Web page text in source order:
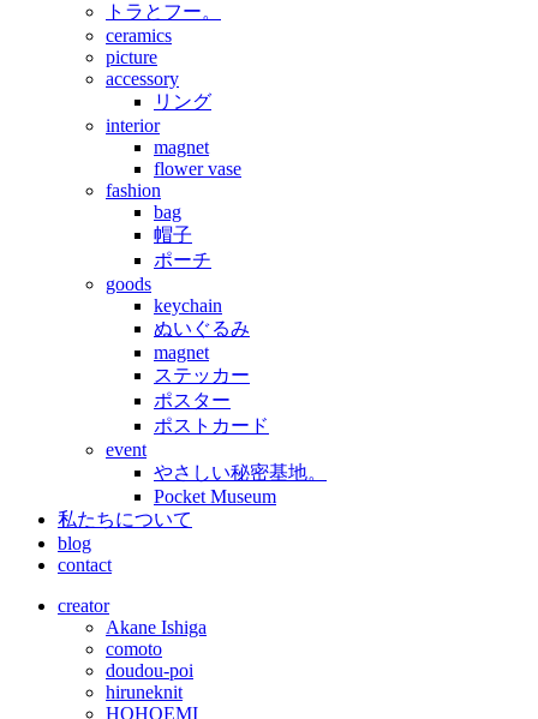
トラとフー。
ceramics
picture
accessory
リング
interior
magnet
flower vase
fashion
bag
帽子
ポーチ
goods
keychain
ぬいぐるみ
magnet
ステッカー
ポスター
ポストカード
event
やさしい秘密基地。
Pocket Museum
私たちについて
blog
contact
creator
Akane Ishiga
comoto
doudou-poi
hiruneknit
HOHOEMI